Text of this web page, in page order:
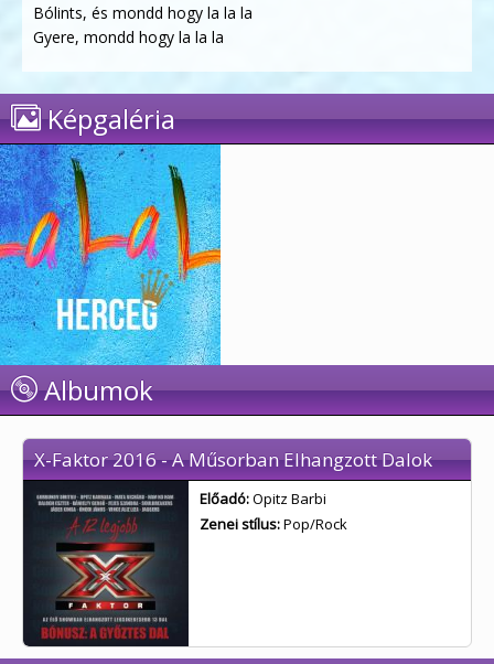
Bólints, és mondd hogy la la la
Gyere, mondd hogy la la la
Képgaléria
Albumok
X-Faktor 2016 - A Műsorban Elhangzott Dalok
Előadó:Opitz Barbi
Zenei stílus:Pop/Rock